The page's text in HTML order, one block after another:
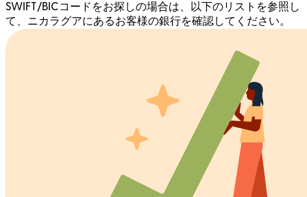
SWIFT/BICコードをお探しの場合は、以下のリストを参照し
て、ニカラグアにあるお客様の銀行を確認してください。